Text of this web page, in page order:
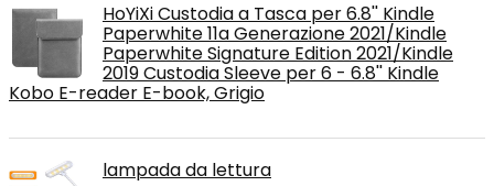
HoYiXi Custodia a Tasca per 6.8'' Kindle
Paperwhite 11a Generazione 2021/Kindle
Paperwhite Signature Edition 2021/Kindle
2019 Custodia Sleeve per 6 - 6.8'' Kindle
Kobo E-reader E-book, Grigio
lampada da lettura